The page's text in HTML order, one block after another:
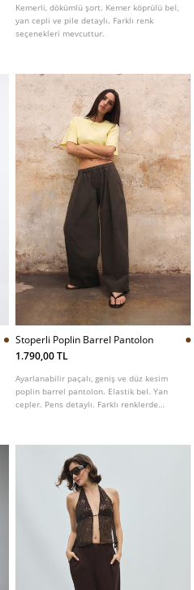
Kemerli, dökümlü şort. Kemer köprülü bel,
yan cepli ve pile detaylı. Farklı renk
seçenekleri mevcuttur.
Stoperli Poplin Barrel Pantolon
1.790,00 TL
Ayarlanabilir paçalı, geniş ve düz kesim
poplin barrel pantolon. Elastik bel. Yan
cepler. Pens detaylı. Farklı renklerde